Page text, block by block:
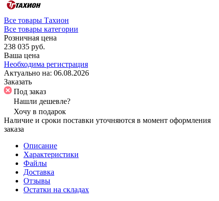
Все товары Тахион
Все товары категории
Розничная цена
238 035 руб.
Ваша цена
Необходима регистрация
Актуально на: 06.08.2026
Заказать
Под заказ
Нашли дешевле?
Хочу в подарок
Наличие и сроки поставки уточняются в момент оформления
заказа
Описание
Характеристики
Файлы
Доставка
Отзывы
Остатки на складах